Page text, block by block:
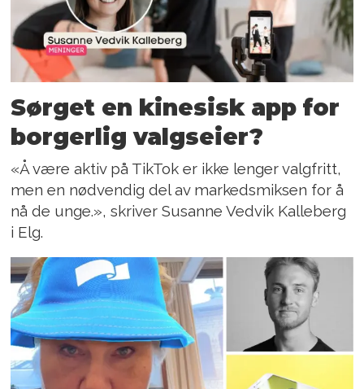
Sørget en kinesisk app for
borgerlig valgseier?
«Å være aktiv på TikTok er ikke lenger valgfritt,
men en nødvendig del av markedsmiksen for å
nå de unge.», skriver Susanne Vedvik Kalleberg
i Elg.